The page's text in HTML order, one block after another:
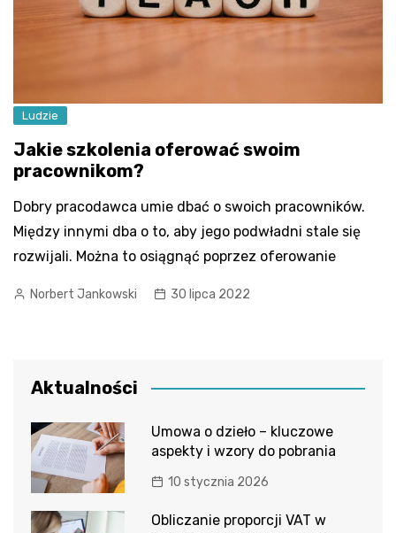
Ludzie
Jakie szkolenia oferować swoim
pracownikom?
Dobry pracodawca umie dbać o swoich pracowników.
Między innymi dba o to, aby jego podwładni stale się
rozwijali. Można to osiągnąć poprzez oferowanie
Norbert Jankowski 30 lipca 2022
Aktualności
Umowa o dzieło – kluczowe
aspekty i wzory do pobrania
10 stycznia 2026
Obliczanie proporcji VAT w